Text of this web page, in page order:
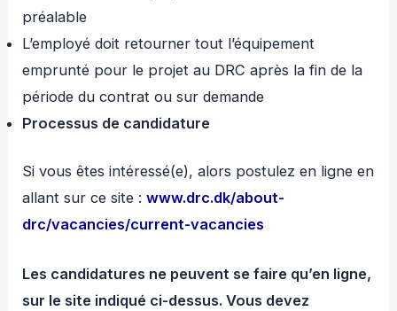
préalable
L’employé doit retourner tout l’équipement
emprunté pour le projet au DRC après la fin de la
période du contrat ou sur demande
Processus de candidature
Si vous êtes intéressé(e), alors postulez en ligne en
allant sur ce site :www.drc.dk/about-
drc/vacancies/current-vacancies
Les candidatures ne peuvent se faire qu’en ligne,
sur le site indiqué ci-dessus. Vous devez